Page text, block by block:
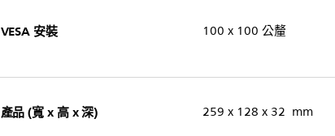
VESA 安裝 100 x 100 公釐
產品 (寬 x 高 x 深) 259 x 128 x 32 mm